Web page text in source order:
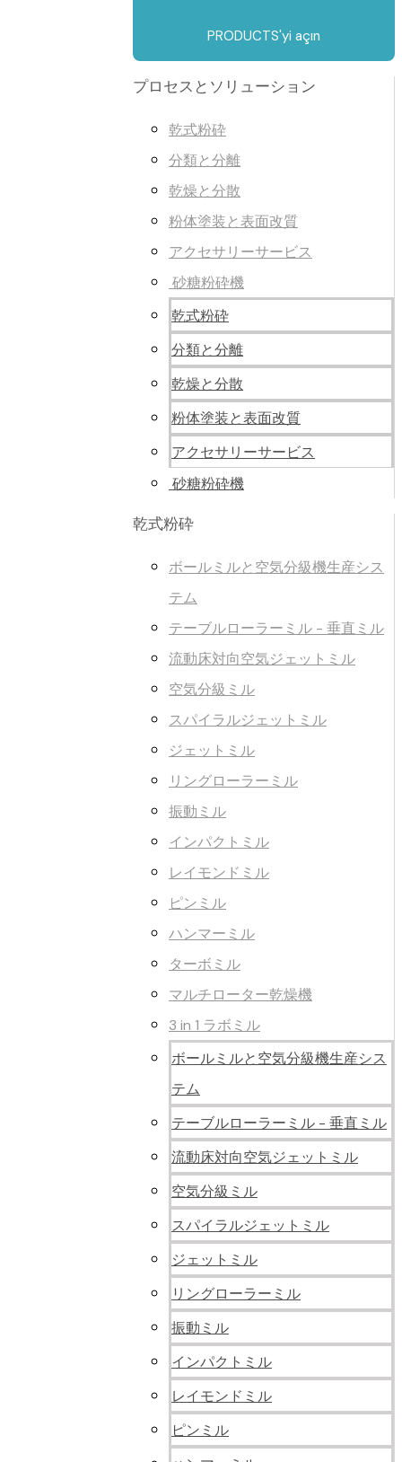
PRODUCTS'yi açın
プロセスとソリューション
乾式粉砕
分類と分離
乾燥と分散
粉体塗装と表面改質
アクセサリーサービス
砂糖粉砕機
乾式粉砕
分類と分離
乾燥と分散
粉体塗装と表面改質
アクセサリーサービス
砂糖粉砕機
乾式粉砕
ボールミルと空気分級機生産シス
テム
テーブルローラーミル - 垂直ミル
流動床対向空気ジェットミル
空気分級ミル
スパイラルジェットミル
ジェットミル
リングローラーミル
振動ミル
インパクトミル
レイモンドミル
ピンミル
ハンマーミル
ターボミル
マルチローター乾燥機
3 in 1 ラボミル
ボールミルと空気分級機生産シス
テム
テーブルローラーミル - 垂直ミル
流動床対向空気ジェットミル
空気分級ミル
スパイラルジェットミル
ジェットミル
リングローラーミル
振動ミル
インパクトミル
レイモンドミル
ピンミル